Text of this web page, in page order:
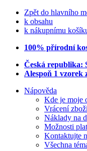
Zpět do hlavního
k obsahu
k nákupnímu
100% přírodní
Česká republika:
Alespoň 1 vzorek
Nápověda
Kde je moje
Vrácení
Náklady na
Možnosti
Kontaktujte
Všechna